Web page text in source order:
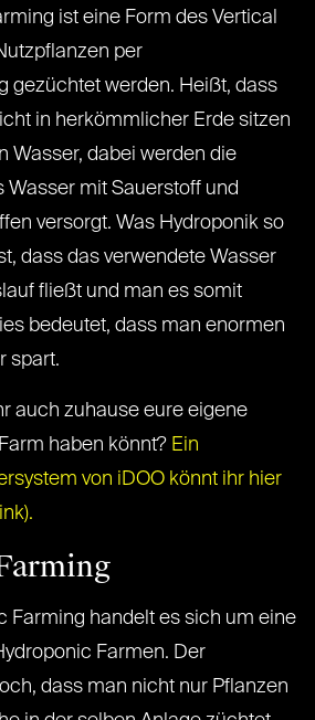
ist eine Form des Vertical
per
gezüchtet werden. Heißt, dass
in herkömmlicher Erde sitzen
Wasser, dabei werden die
Wasser mit Sauerstoff und
versorgt. Was Hydroponik so
dass das verwendete Wasser
fließt und man es somit
bedeutet, dass man enormen
spart.
auch zuhause eure eigene
haben könnt? Ein
von iDOO könnt ihr hier
Farming handelt es sich um eine
Farmen. Der
dass man nicht nur Pflanzen